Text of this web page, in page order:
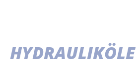
HYDRAULIKÖLE